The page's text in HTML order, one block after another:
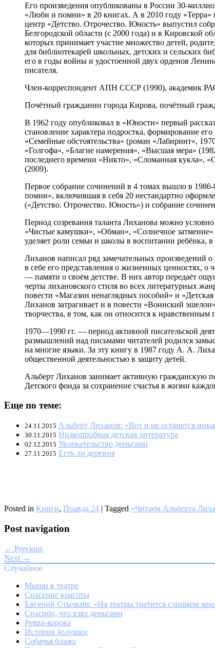
Его произведения опубликованы в России 30-
«Люби и помни» в 20 книгах. А в 2010 году «Терра»
центр «Детство. Отрочество. Юность» выпустил
Белгородской области (с 2000 года) и в Кировской
которых принимает участие множество детей,
для библиотекарей школьных, детских и сельских
его в годы войны и удостоенной двух орденов
писателя.
Член-корреспондент АПН СССР (1990), академик
Почётный гражданин города Кирова, почётный
В 1962 году опубликовал в «Юности» первый
становление характера подростка, формирование
«Семейные обстоятельства» (роман «Лабиринт»,
«Голгофа», «Благие намерения», «Высшая мера»
последнего времени «Никто», «Сломанная кукла»,
(2009).
Первое собрание сочинений в 4 томах вышло в
помни», включившая в себя 20 нестандартно
(«Детство. Отрочество. Юность») и собрание
Период созревания таланта Лиханова можно
«Чистые камушки», «Обман», «Солнечное затмение»
уделяет роли семьи и школы в воспитании ребёнка,
Лиханов написал ряд замечательных произведений
в себе его представления о жизненных ценностях, о
— памяти о своём детстве. В них автор передаёт
черты лихановского стиля во всех литературных
повести «Магазин ненаглядных пособий» и
Лиханов затрагивает и в повести «Воинский
творчества, в том, как он относится к
1970—1990 гг. — период активной писательской
размышлений над письмами читателей родился
на многие языки. За эту книгу в 1987 году А. А.
общественной деятельностью в защиту детей.
Альберт Лиханов занимает активную гражданскую
Детского фонда за сохранение счастья в жизни
Еще по теме:
24.11.2015 Альберт Лиханов: «Вот и не останется
30.11.2015 Низкопробная детская литература
02.12.2015 Увлекательство деньгами
27.11.2015 Есть ли деревня
Posted in Книги, Правда 24 | Tagged «Читаем Альберта
Post navigation
← Previous
Next →
Случайное
Мыши в театре
Спасение красоты
Евгений Стычкин: «На театры тратится слишком
Спасибо, что взял деньгами
Ревва-корова
История Золушки
Собачья блажь